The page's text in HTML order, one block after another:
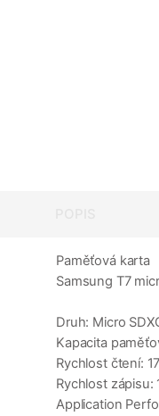
Paměťová karta
Samsung T7
Druh: Micro
Kapacita
Rychlost čtení:
Rychlost zápisu:
Application